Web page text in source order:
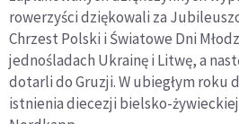
rowerzyści dziękowali za
Chrzest Polski i Światowe Dni
jednośladach Ukrainę i Litwę, a
dotarli do Gruzji. W ubiegłym roku
istnienia diecezji bielsko-